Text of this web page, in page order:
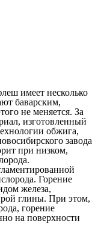
имеет несколько
баварским,
не меняется. За
изготовленный
обжига,
завода
при низком,
Горение
железа,
глины. При этом,
горение
на поверхности